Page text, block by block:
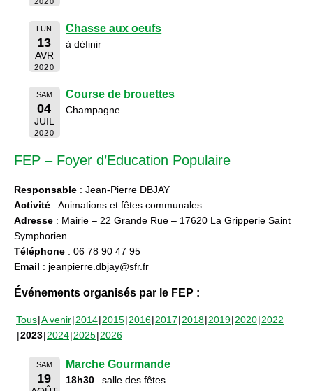
LUN
13
AVR
2020
Chasse aux oeufs
à définir
SAM
04
JUIL
2020
Course de brouettes
Champagne
FEP – Foyer d’Education Populaire
Responsable : Jean-Pierre DBJAY
Activité : Animations et fêtes communales
Adresse : Mairie – 22 Grande Rue – 17620 La Gripperie Saint
Symphorien
Téléphone : 06 78 90 47 95
Email : jeanpierre.dbjay@sfr.fr
Événements organisés par le FEP :
Tous A venir 2014 2015 2016 2017 2018 2019 2020 2022
2023 2024 2025 2026
SAM
19
Marche Gourmande
18h30 salle des fêtes